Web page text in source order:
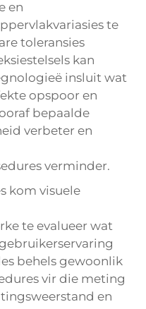
en
te
toleransies
kan
insluit wat
opspoor en
bepaalde
verbeter en
verminder.
kom visuele
te evalueer wat
behels gewoonlik
vir die meting
en